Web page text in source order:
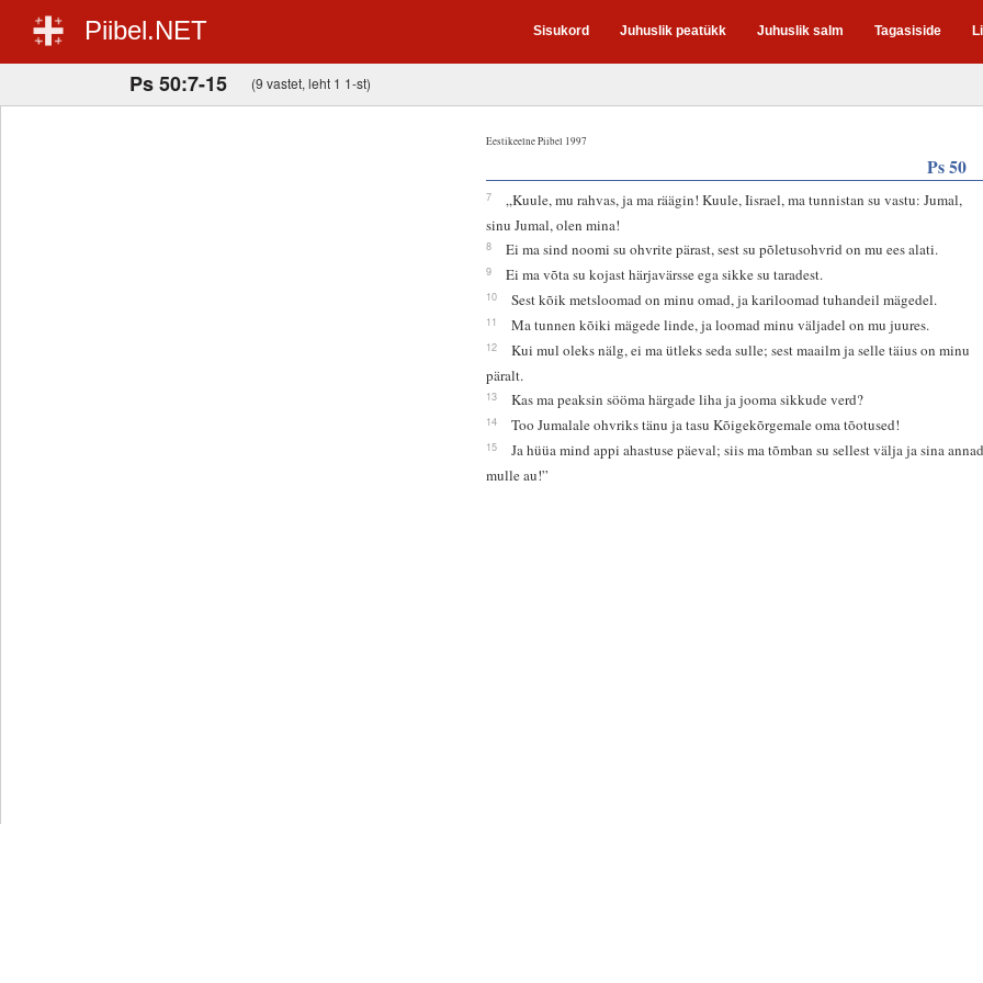
Piibel.NET Sisukord Juhuslik peatükk Juhuslik salm Tagasiside
Ps 50:7-15 (9 vastet, leht 1 1-st)
Eestikeelne Piibel 1997
Ps 50
7
„Kuule, mu rahvas, ja ma räägin! Kuule, Iisrael, ma tunnistan su vastu: Jumal,
sinu Jumal, olen mina!
8 Ei ma sind noomi su ohvrite pärast, sest su põletusohvrid on mu ees alati.
9 Ei ma võta su kojast härjavärsse ega sikke su taradest.
10 Sest kõik metsloomad on minu omad, ja kariloomad tuhandeil mägedel.
11 Ma tunnen kõiki mägede linde, ja loomad minu väljadel on mu juures.
12
Kui mul oleks nälg, ei ma ütleks seda sulle; sest maailm ja selle täius on minu
päralt.
13 Kas ma peaksin sööma härgade liha ja jooma sikkude verd?
14 Too Jumalale ohvriks tänu ja tasu Kõigekõrgemale oma tõotused!
15
Ja hüüa mind appi ahastuse päeval; siis ma tõmban su sellest välja ja sina annad
mulle au!”